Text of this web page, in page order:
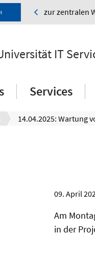
zur zentralen
IT
Services
09. April
Am
in der